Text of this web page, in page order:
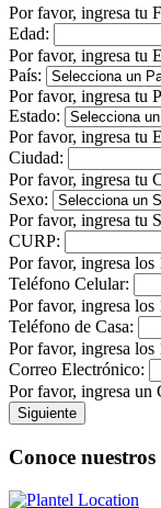
Por favor, ingresa tu
Edad:
Por favor, ingresa tu
País:
Por favor, ingresa tu
Estado:
Por favor, ingresa tu
Ciudad:
Por favor, ingresa tu
Sexo:
Por favor, ingresa tu
CURP:
Por favor, ingresa los
Teléfono Celular:
Por favor, ingresa
Teléfono de Casa:
Por favor, ingresa los
Correo Electrónico:
Por favor, ingresa un
Siguiente
Conoce